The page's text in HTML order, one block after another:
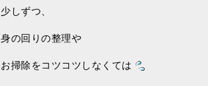
少しずつ、
身の回りの整理や
お掃除をコツコツしなくては